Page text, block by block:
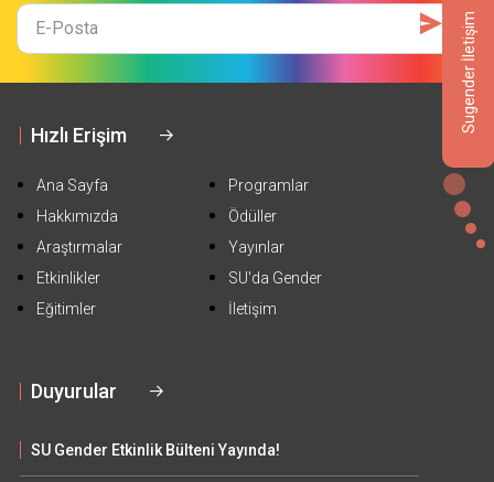
Sugender İletişim
E-
Mail
Hızlı Erişim
Ana Sayfa
Hakkımızda
Araştırmalar
Etkinlikler
Eğitimler
Programlar
Ödüller
Yayınlar
SU'da Gender
İletişim
Duyurular
SU Gender Etkinlik Bülteni Yayında!